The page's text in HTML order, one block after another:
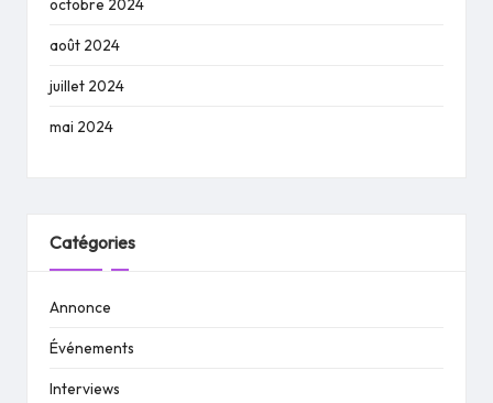
août 2024
juillet 2024
mai 2024
Catégories
Annonce
Événements
Interviews